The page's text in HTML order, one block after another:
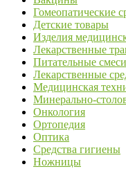
Гомеопатические
Детские товары
Изделия
Лекарственные
Питательные смеси
Лекарственные
Медицинская
Минерально-
Онкология
Ортопедия
Оптика
Средства гигиены
Ножницы